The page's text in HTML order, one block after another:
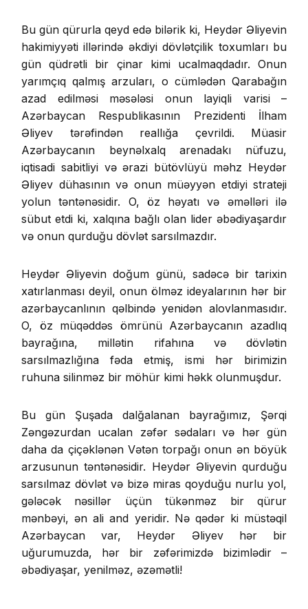
Bu gün qürurla qeyd edə bilərik ki, Heydər Əliyevin
hakimiyyəti illərində əkdiyi dövlətçilik toxumları bu
gün qüdrətli bir çinar kimi ucalmaqdadır. Onun
yarımçıq qalmış arzuları, o cümlədən Qarabağın
azad edilməsi məsələsi onun layiqli varisi –
Azərbaycan Respublikasının Prezidenti İlham
Əliyev tərəfindən reallığa çevrildi. Müasir
Azərbaycanın beynəlxalq arenadakı nüfuzu,
iqtisadi sabitliyi və ərazi bütövlüyü məhz Heydər
Əliyev dühasının və onun müəyyən etdiyi strateji
yolun təntənəsidir. O, öz həyatı və əməlləri ilə
sübut etdi ki, xalqına bağlı olan lider əbədiyaşardır
və onun qurduğu dövlət sarsılmazdır.
Heydər Əliyevin doğum günü, sadəcə bir tarixin
xatırlanması deyil, onun ölməz ideyalarının hər bir
azərbaycanlının qəlbində yenidən alovlanmasıdır.
O, öz müqəddəs ömrünü Azərbaycanın azadlıq
bayrağına, millətin rifahına və dövlətin
sarsılmazlığına fəda etmiş, ismi hər birimizin
ruhuna silinməz bir möhür kimi həkk olunmuşdur.
Bu gün Şuşada dalğalanan bayrağımız, Şərqi
Zəngəzurdan ucalan zəfər sədaları və hər gün
daha da çiçəklənən Vətən torpağı onun ən böyük
arzusunun təntənəsidir. Heydər Əliyevin qurduğu
sarsılmaz dövlət və bizə miras qoyduğu nurlu yol,
gələcək nəsillər üçün tükənməz bir qürur
mənbəyi, ən ali and yeridir. Nə qədər ki müstəqil
Azərbaycan var, Heydər Əliyev hər bir
uğurumuzda, hər bir zəfərimizdə bizimlədir –
əbədiyaşar, yenilməz, əzəmətli!